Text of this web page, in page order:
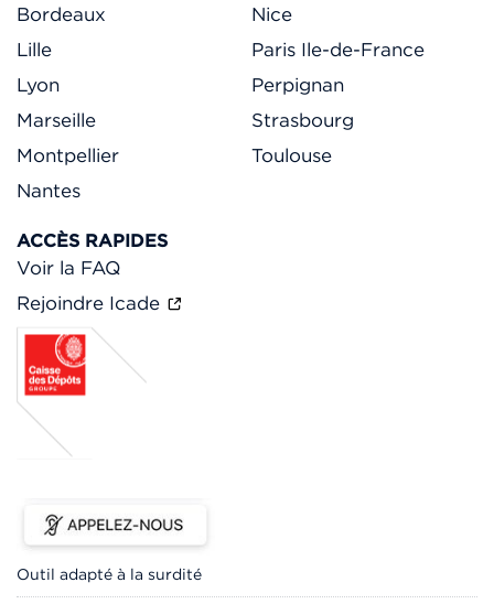
Bordeaux
Lille
Lyon
Marseille
Montpellier
Nantes
Nice
Paris Ile-de-France
Perpignan
Strasbourg
Toulouse
ACCÈS RAPIDES
Voir la FAQ
Rejoindre Icade
Outil adapté à la surdité